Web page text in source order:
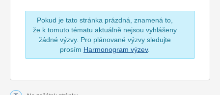
Pokud je tato stránka prázdná, znamená to,
že k tomuto tématu aktuálně nejsou vyhlášeny
žádné výzvy. Pro plánované výzvy sledujte
prosím Harmonogram výzev.